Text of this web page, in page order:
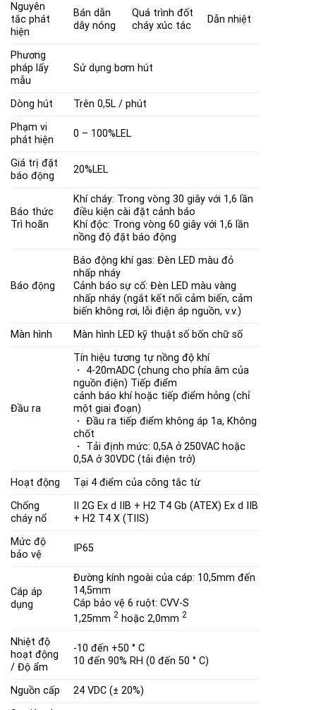
Nguyên
tắc phát
hiện
Bán dẫn
dây nóng
Quá trình đốt
cháy xúc tác
Dẫn nhiệt
Phương
pháp lấy
mẫu
Sử dụng bơm hút
Dòng hút
Trên 0,5L / phút
Phạm vi
phát hiện
0 – 100%LEL
Giá trị đặt
báo động
20%LEL
Báo thức
Trì hoãn
Khí cháy: Trong vòng 30 giây với 1,6 lần
điều kiện cài đặt cảnh báo
Khí độc: Trong vòng 60 giây với 1,6 lần
nồng độ đặt báo động
Báo động
Báo động khí gas: Đèn LED màu đỏ
nhấp nháy
Cảnh báo sự cố: Đèn LED màu vàng
nhấp nháy (ngắt kết nối cảm biến, cảm
biến không rơi, lỗi điện áp nguồn, v.v.)
Màn hình
Màn hình LED kỹ thuật số bốn chữ số
Đầu ra
Tín hiệu tương tự nồng độ khí
・ 4-20mADC (chung cho phía âm của
nguồn điện) Tiếp điểm
cảnh báo khí hoặc tiếp điểm hỏng (chỉ
một giai đoạn)
・ Đầu ra tiếp điểm không áp 1a, Không
chốt
・ Tải định mức: 0,5A ở 250VAC hoặc
0,5A ở 30VDC (tải điện trở)
Hoạt động
Tại 4 điểm của công tắc từ
Chống
cháy nổ
II 2G Ex d IIB + H2 T4 Gb (ATEX)Ex d IIB
+ H2 T4 X (TIIS)
Mức độ
bảo vệ
IP65
Cáp áp
dụng
Đường kính ngoài của cáp: 10,5mm đến
14,5mm
Cáp bảo vệ 6 ruột: CVV-S
1,25mm2 hoặc 2,0mm2
Nhiệt độ
hoạt động
/ Độ ẩm
-10 đến +50 ° C
10 đến 90% RH (0 đến 50 ° C)
Nguồn cấp
24 VDC (± 20%)